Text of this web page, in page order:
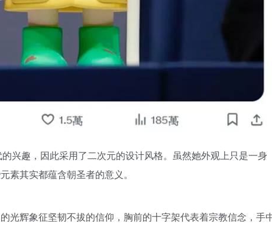
兴趣，因此采用了二次元的设计风格。虽然她外观上只是一身
素其实都蕴含朝圣者的意义。
光辉象征坚韧不拔的信仰，胸前的十字架代表着宗教信念，手